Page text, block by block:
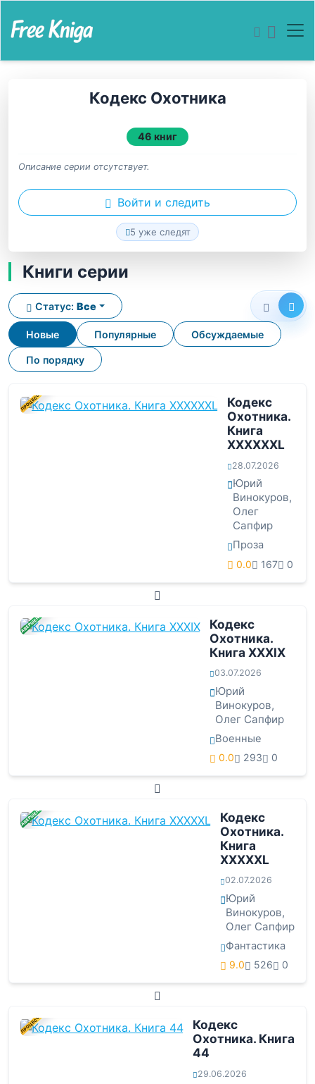
Кодекс Охотника
46 книг
Описание серии отсутствует.
Войти и следить
5 уже следят
Книги серии
Новые Популярные Обсуждаемые
По порядку
Статус: Все
В ПРОЦЕССЕ
Кодекс
Охотника.
Книга
XXXXXXL
28.07.2026
Юрий
Винокуров,
Олег
Сапфир
Проза
0.0 167 0
ЗАВЕРШЕНА
Кодекс
Охотника.
Книга XXXIX
03.07.2026
Юрий
Винокуров,
Олег Сапфир
Военные
0.0 293 0
ЗАВЕРШЕНА
Кодекс
Охотника.
Книга
XXXXXL
02.07.2026
Юрий
Винокуров,
Олег Сапфир
Фантастика
9.0 526 0
В ПРОЦЕССЕ
Кодекс
Охотника. Книга
44
29.06.2026